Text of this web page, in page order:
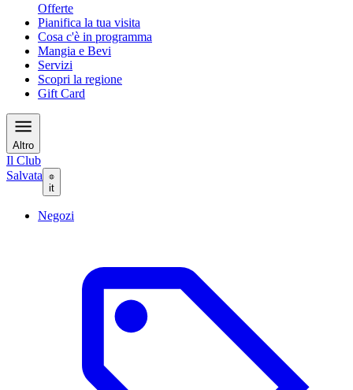
Offerte
Pianifica la tua visita
Cosa c'è in programma
Mangia e Bevi
Servizi
Scopri la regione
Gift Card
Altro
Il Club
Salvata
it
Negozi